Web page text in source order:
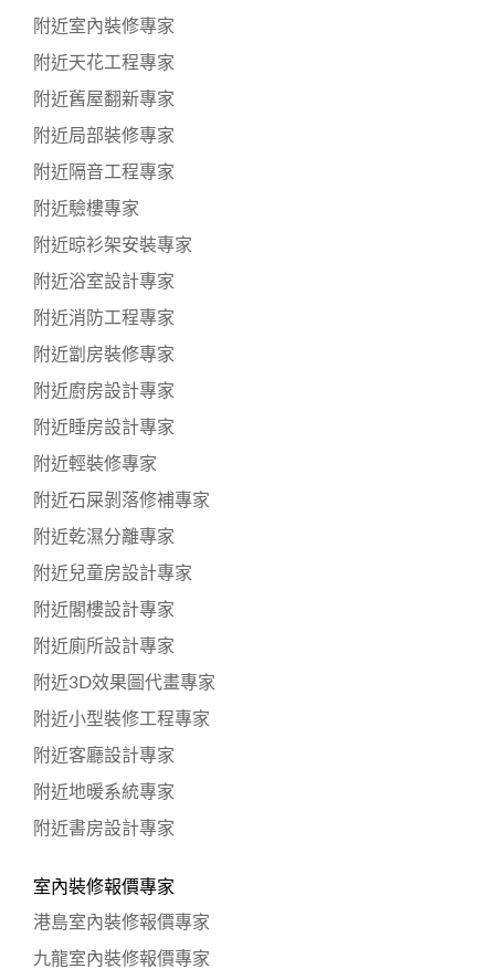
附近室內裝修專家
附近天花工程專家
附近舊屋翻新專家
附近局部裝修專家
附近隔音工程專家
附近驗樓專家
附近晾衫架安裝專家
附近浴室設計專家
附近消防工程專家
附近劏房裝修專家
附近廚房設計專家
附近睡房設計專家
附近輕裝修專家
附近石屎剝落修補專家
附近乾濕分離專家
附近兒童房設計專家
附近閣樓設計專家
附近廁所設計專家
附近3D效果圖代畫專家
附近小型裝修工程專家
附近客廳設計專家
附近地暖系統專家
附近書房設計專家
室內裝修報價專家
港島室內裝修報價專家
九龍室內裝修報價專家